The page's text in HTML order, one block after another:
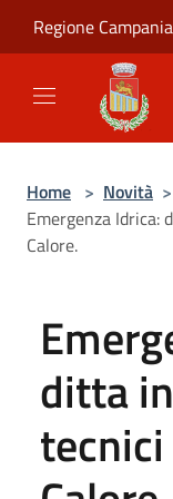
Regione Campania
Home > Novità >
Emergenza
Calore.
ditta